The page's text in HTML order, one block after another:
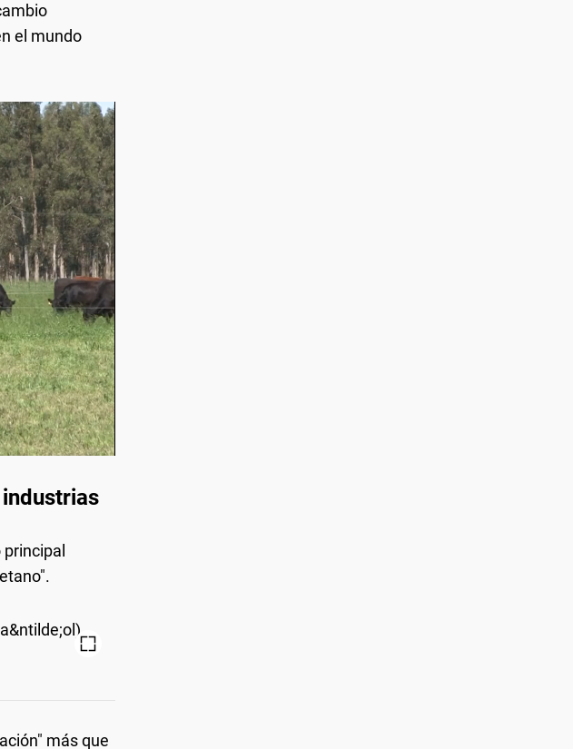
el mundo
principal
más que